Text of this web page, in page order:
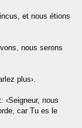
et nous étions
nous serons
plus›.
‹Seigneur, nous
car Tu es le